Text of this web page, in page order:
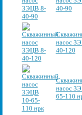
40-90
насос
40-120
насос
65-110